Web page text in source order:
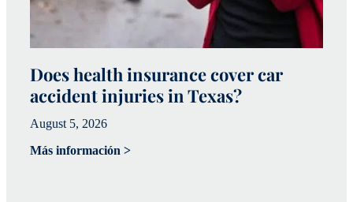
Does health insurance cover car
accident injuries in Texas?
August 5, 2026
Más información >